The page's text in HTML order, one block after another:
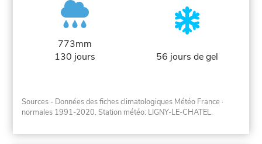
773mm
130 jours
56 jours de gel
Sources - Données des fiches climatologiques Météo France ·
normales 1991-2020. Station météo: LIGNY-LE-CHATEL.